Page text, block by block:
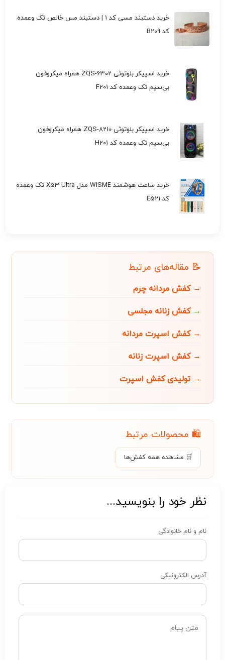
خرید دستبند مسی کد 1 | دستبند مس خالص تک وعمده
کد B209
خرید اسپیکر بلوتوثی ZQS-6302 همراه میکروفون
بی‌سیم تک وعمده کد F201
خرید اسپیکر بلوتوثی ZQS-8210 همراه میکروفون
بی‌سیم تک وعمده کد H201
خرید ساعت هوشمند WISME مدل X53 Ultra تک وعمده
کد E521
📝 مقاله‌های مرتبط
→ کفش مردانه چرم
→ کفش زنانه مجلسی
→ کفش اسپرت مردانه
→ کفش اسپرت زنانه
→ تولیدی کفش اسپرت
🛍️ محصولات مرتبط
🛒 مشاهده همه کفش‌ها
نظر خود را بنویسید...
نام و نام خانوادگی
آدرس الکترونیکی